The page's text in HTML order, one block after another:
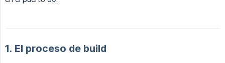
1. El proceso de build